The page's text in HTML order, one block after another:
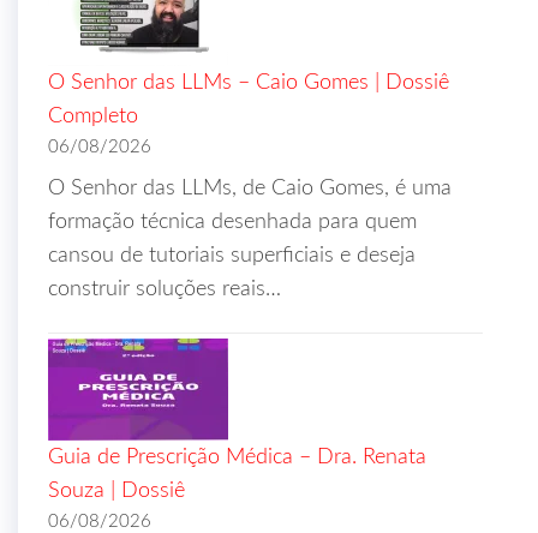
O Senhor das LLMs – Caio Gomes | Dossiê
Completo
06/08/2026
O Senhor das LLMs, de Caio Gomes, é uma
formação técnica desenhada para quem
cansou de tutoriais superficiais e deseja
construir soluções reais…
Guia de Prescrição Médica – Dra. Renata
Souza | Dossiê
06/08/2026